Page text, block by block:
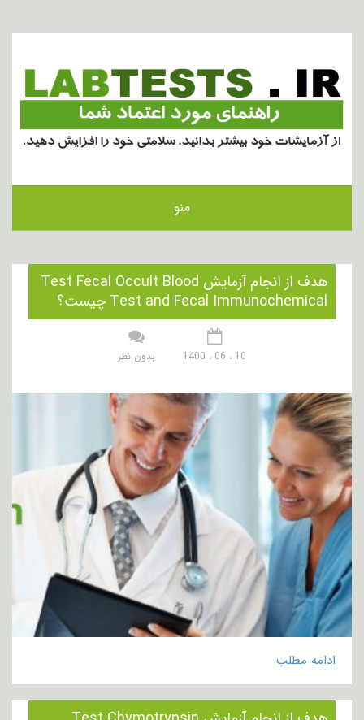
منو
هدف از انجام آزمایش Test Fecal Occult Blood
Test and Fecal Immunochemical چیست؟
10 ، 06 ، 1400 بدون نظر
ادامه مطلب